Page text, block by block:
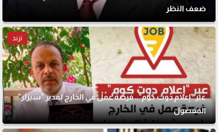
ضعف النظر
ترند
عبر "إعلام دوت كوم".. فرصة عمل في الخارج لمدير "سيزلر"
المفصول